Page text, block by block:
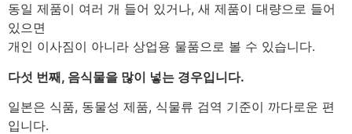
동일 제품이 여러 개 들어 있거나, 새 제품이 대량으로 들어
있으면
개인 이사짐이 아니라 상업용 물품으로 볼 수 있습니다.
다섯 번째, 음식물을 많이 넣는 경우입니다.
일본은 식품, 동물성 제품, 식물류 검역 기준이 까다로운 편
입니다.